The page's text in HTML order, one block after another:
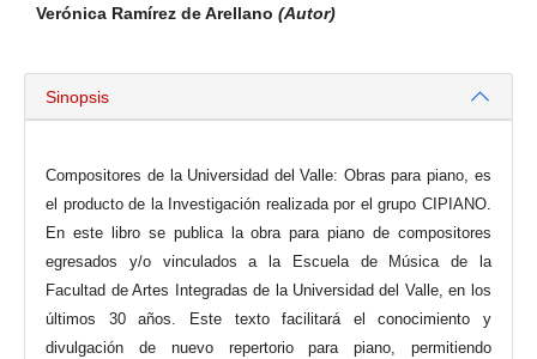
Verónica Ramírez de Arellano (Autor)
Sinopsis
Compositores de la Universidad del Valle: Obras para piano, es
el producto de la Investigación realizada por el grupo CIPIANO.
En este libro se publica la obra para piano de compositores
egresados y/o vinculados a la Escuela de Música de la
Facultad de Artes Integradas de la Universidad del Valle, en los
últimos 30 años. Este texto facilitará el conocimiento y
divulgación de nuevo repertorio para piano, permitiendo